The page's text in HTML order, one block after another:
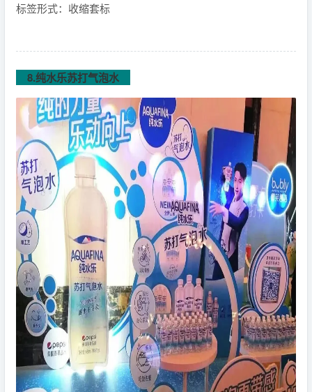
标签形式：收缩套标
8.纯水乐苏打气泡水